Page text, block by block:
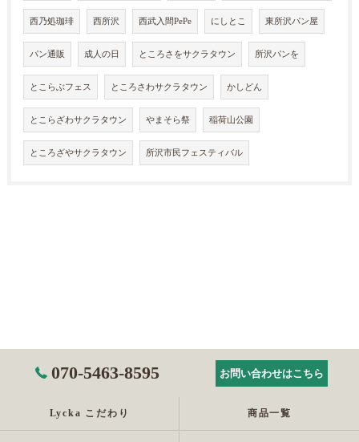
西乃処珈琲 西所沢 西武入間PePe にしとこ 東所沢パン屋
パン通販 成人の日 ところさをサクラタウン 所沢パンを
とこらぶフェス ところさわサクラタウン かしどん
とこらざわサクラタウン やまそら祭 稲荷山公園
ところざやサクラタウン 所沢市民フェスティバル
070-5463-8595 お問い合わせはこちら
Lycka こだわり 商品一覧